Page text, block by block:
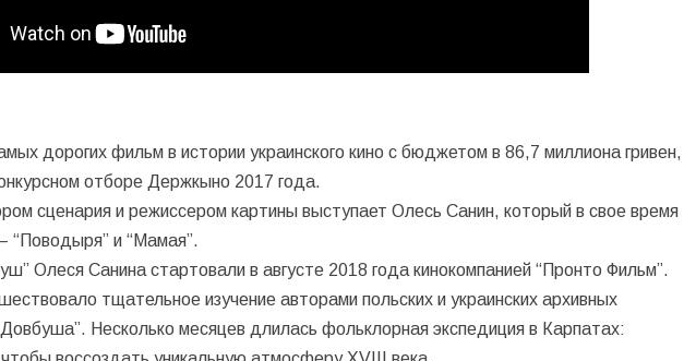
дорогих фильм в истории украинского кино с бюджетом в 86,7 миллиона гривен,
отборе Держкыно 2017 года.
сценария и режиссером картины выступает Олесь Санин, который в свое время
“Поводыря” и “Мамая”.
Олеся Санина стартовали в августе 2018 года кинокомпанией “Пронто Фильм”.
тщательное изучение авторами польских и украинских архивных
Несколько месяцев длилась фольклорная экспедиция в Карпатах: